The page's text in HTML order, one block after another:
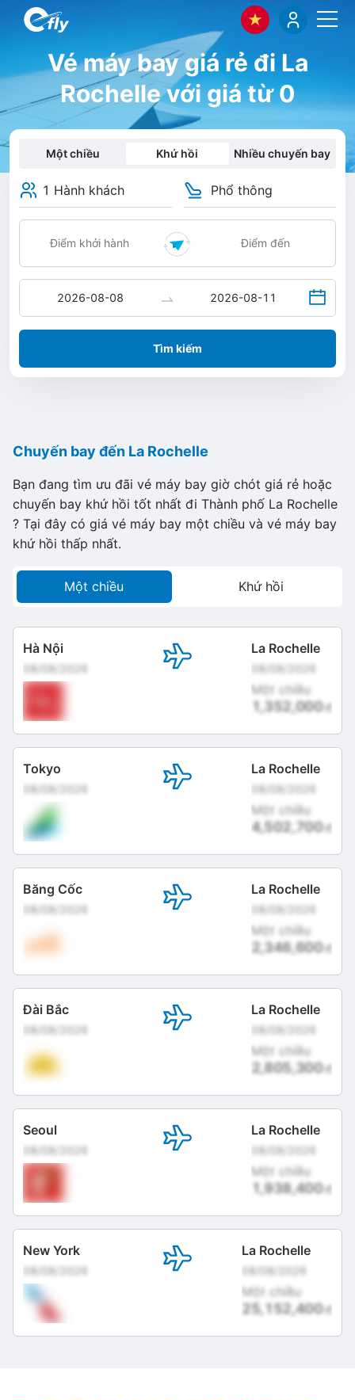
Vé máy bay giá rẻ đi La
Rochelle với giá từ 0
Một chiều Khứ hồi Nhiều chuyến bay
1 Hành khách Phổ thông
Tìm kiếm
Chuyến bay đến La Rochelle
Bạn đang tìm ưu đãi vé máy bay giờ chót giá rẻ hoặc
chuyến bay khứ hồi tốt nhất đi Thành phố La Rochelle
? Tại đây có giá vé máy bay một chiều và vé máy bay
khứ hồi thấp nhất.
Một chiều Khứ hồi
Hà Nội
08/08/2026
La Rochelle
08/08/2026
Một chiều
1,352,000đ
Tokyo
08/08/2026
La Rochelle
08/08/2026
Một chiều
4,502,700đ
Băng Cốc
08/08/2026
La Rochelle
08/08/2026
Một chiều
2,346,600đ
Đài Bắc
08/08/2026
La Rochelle
08/08/2026
Một chiều
2,805,300đ
Seoul
08/08/2026
La Rochelle
08/08/2026
Một chiều
1,938,400đ
New York
08/08/2026
La Rochelle
08/08/2026
Một chiều
25,152,400đ